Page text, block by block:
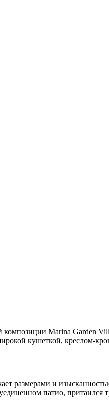
композиции Marina Garden
кушеткой, креслом-
размерами и
патио,